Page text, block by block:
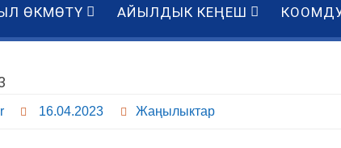
ӨКМӨТҮ АЙЫЛДЫК КЕҢЕШ
16.04.2023 Жаңылыктар